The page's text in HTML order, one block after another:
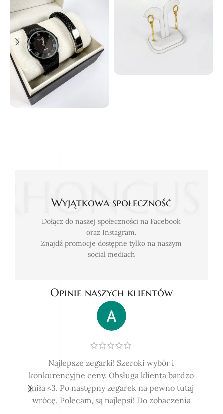
Wyjątkowa społeczność
Dołącz do naszej społeczności na Facebook
oraz Instagram.
Znajdź promocje dostępne tylko na naszym
social mediach
Opinie naszych klientów
Najlepsze zegarki! Szeroki wybór i
konkurencyjne ceny. Obsługa klienta bardzo
miła <3. Po następny zegarek na pewno tutaj
wrócę. Polecam, są najlepsi! Do zobaczenia